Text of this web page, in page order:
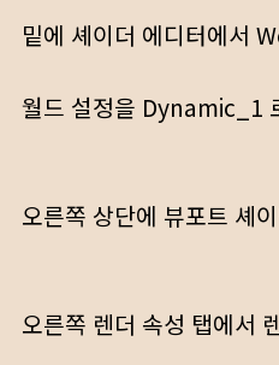
밑에 셰이더 에디터에서
월드 설정을 Dynamic_1
오른쪽 상단에 뷰포트 셰
오른쪽 렌더 속성 탭에서